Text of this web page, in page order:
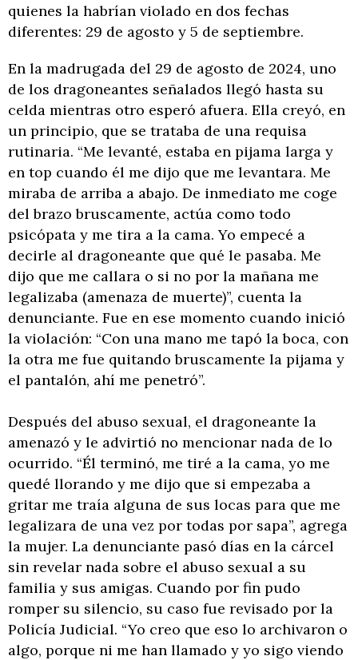
quienes la habrían violado en dos fechas
diferentes: 29 de agosto y 5 de septiembre.
En la madrugada del 29 de agosto de 2024, uno
de los dragoneantes señalados llegó hasta su
celda mientras otro esperó afuera. Ella creyó, en
un principio, que se trataba de una requisa
rutinaria. “Me levanté, estaba en pijama larga y
en top cuando él me dijo que me levantara. Me
miraba de arriba a abajo. De inmediato me coge
del brazo bruscamente, actúa como todo
psicópata y me tira a la cama. Yo empecé a
decirle al dragoneante que qué le pasaba. Me
dijo que me callara o si no por la mañana me
legalizaba (amenaza de muerte)”, cuenta la
denunciante. Fue en ese momento cuando inició
la violación: “Con una mano me tapó la boca, con
la otra me fue quitando bruscamente la pijama y
el pantalón, ahí me penetró”.
Después del abuso sexual, el dragoneante la
amenazó y le advirtió no mencionar nada de lo
ocurrido. “Él terminó, me tiré a la cama, yo me
quedé llorando y me dijo que si empezaba a
gritar me traía alguna de sus locas para que me
legalizara de una vez por todas por sapa”, agrega
la mujer. La denunciante pasó días en la cárcel
sin revelar nada sobre el abuso sexual a su
familia y sus amigas. Cuando por fin pudo
romper su silencio, su caso fue revisado por la
Policía Judicial. “Yo creo que eso lo archivaron o
algo, porque ni me han llamado y yo sigo viendo